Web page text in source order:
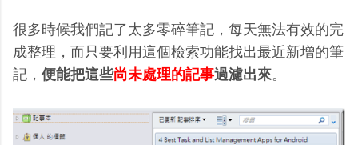
很多時候我們記了太多零碎筆記，每天無法有效的完
成整理，而只要利用這個檢索功能找出最近新增的筆
記， 便能把這些尚未處理的記事過濾出來。